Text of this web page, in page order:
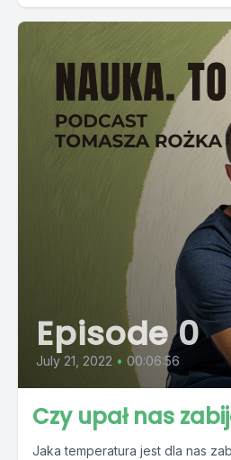
Episode 0
July 21, 2022 • 00:06:56
Czy upał nas
Jaka temperatura jest dla nas